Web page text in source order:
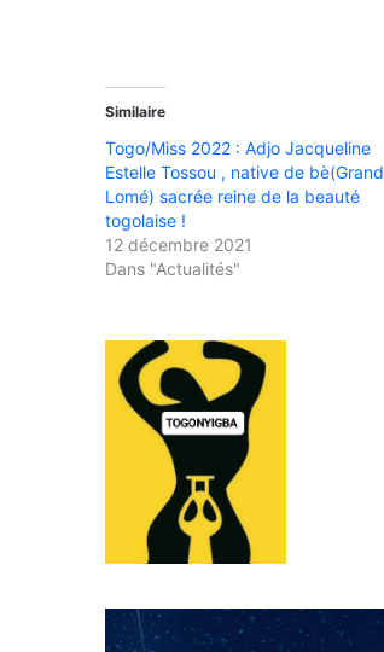
Similaire
Togo/Miss 2022 : Adjo Jacqueline
Estelle Tossou , native de bè(Grand
Lomé) sacrée reine de la beauté
togolaise !
12 décembre 2021
Dans "Actualités"